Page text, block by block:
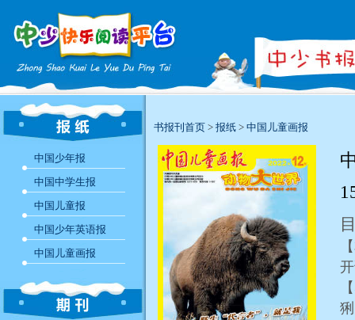
中国少年报
中国中学生报
中国儿童报
中国少年英语报
中国儿童画报
书报刊首页 > 报纸 > 中国儿童画报